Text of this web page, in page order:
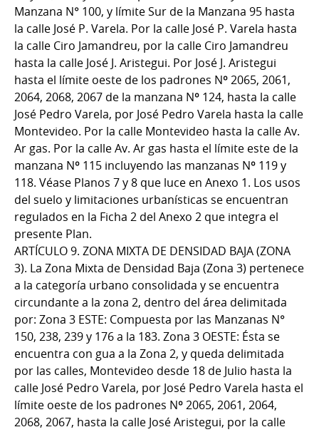
Manzana N° 100, y límite Sur de la Manzana 95 hasta
la calle José P. Varela. Por la calle José P. Varela hasta
la calle Ciro Jamandreu, por la calle Ciro Jamandreu
hasta la calle José J. Aristegui. Por José J. Aristegui
hasta el límite oeste de los padrones Nº 2065, 2061,
2064, 2068, 2067 de la manzana Nº 124, hasta la calle
José Pedro Varela, por José Pedro Varela hasta la calle
Montevideo. Por la calle Montevideo hasta la calle Av.
Ar gas. Por la calle Av. Ar gas hasta el límite este de la
manzana Nº 115 incluyendo las manzanas Nº 119 y
118. Véase Planos 7 y 8 que luce en Anexo 1. Los usos
del suelo y limitaciones urbanísticas se encuentran
regulados en la Ficha 2 del Anexo 2 que integra el
presente Plan.
ARTÍCULO 9. ZONA MIXTA DE DENSIDAD BAJA (ZONA
3). La Zona Mixta de Densidad Baja (Zona 3) pertenece
a la categoría urbano consolidada y se encuentra
circundante a la zona 2, dentro del área delimitada
por: Zona 3 ESTE: Compuesta por las Manzanas N°
150, 238, 239 y 176 a la 183. Zona 3 OESTE: Ésta se
encuentra con gua a la Zona 2, y queda delimitada
por las calles, Montevideo desde 18 de Julio hasta la
calle José Pedro Varela, por José Pedro Varela hasta el
límite oeste de los padrones Nº 2065, 2061, 2064,
2068, 2067, hasta la calle José Aristegui, por la calle